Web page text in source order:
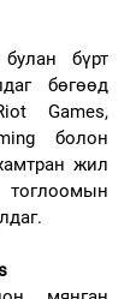
бүрт
бөгөөд
Games,
болон
жил